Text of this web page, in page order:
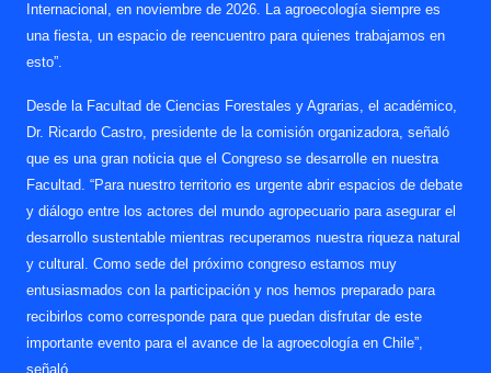
Internacional, en noviembre de 2026. La agroecología siempre es
una fiesta, un espacio de reencuentro para quienes trabajamos en
esto”.
Desde la Facultad de Ciencias Forestales y Agrarias, el académico,
Dr. Ricardo Castro, presidente de la comisión organizadora, señaló
que es una gran noticia que el Congreso se desarrolle en nuestra
Facultad. “Para nuestro territorio es urgente abrir espacios de debate
y diálogo entre los actores del mundo agropecuario para asegurar el
desarrollo sustentable mientras recuperamos nuestra riqueza natural
y cultural. Como sede del próximo congreso estamos muy
entusiasmados con la participación y nos hemos preparado para
recibirlos como corresponde para que puedan disfrutar de este
importante evento para el avance de la agroecología en Chile”,
señaló.